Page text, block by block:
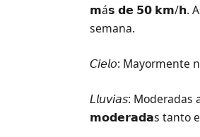
𝗺á𝘀 𝗱𝗲 𝟱𝟬 𝗸𝗺/𝗵.
semana.
𝘊𝘪𝘦𝘭𝘰: Mayormente
𝘓𝘭𝘶𝘷𝘪𝘢𝘴:
𝗺𝗼𝗱𝗲𝗿𝗮𝗱𝗮s tanto el